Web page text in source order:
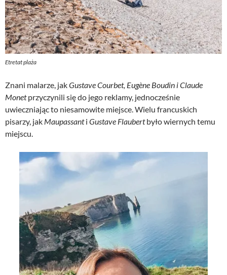
Etretat plaża
Znani malarze, jakGustave Courbet, Eugène Boudin i Claude
Monetprzyczynili się do jego reklamy, jednocześnie
uwieczniając to niesamowite miejsce. Wielu francuskich
pisarzy, jak Maupassanti Gustave Flaubertbyło wiernych temu
miejscu.